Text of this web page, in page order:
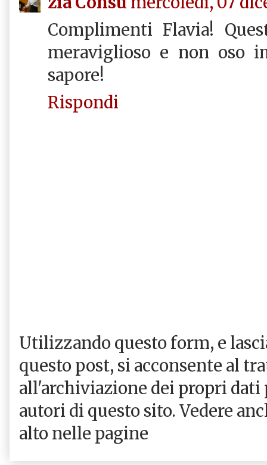
Complimenti Flavia!
meraviglioso e non oso
sapore!
Rispondi
Utilizzando questo form, e
questo post, si acconsente al
all'archiviazione dei propri dati
autori di questo sito. Vedere
alto nelle pagine